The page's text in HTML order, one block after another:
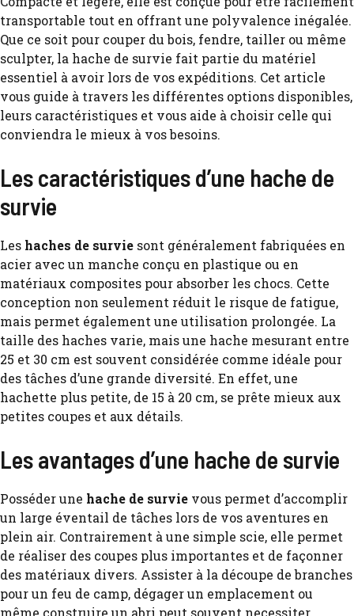
transportable tout en offrant une polyvalence inégalée.
Que ce soit pour couper du bois, fendre, tailler ou même
sculpter, la hache de survie fait partie du matériel
essentiel à avoir lors de vos expéditions. Cet article
vous guide à travers les différentes options disponibles,
leurs caractéristiques et vous aide à choisir celle qui
conviendra le mieux à vos besoins.
Les caractéristiques d’une hache de
survie
Les haches de survie sont généralement fabriquées en
acier avec un manche conçu en plastique ou en
matériaux composites pour absorber les chocs. Cette
conception non seulement réduit le risque de fatigue,
mais permet également une utilisation prolongée. La
taille des haches varie, mais une hache mesurant entre
25 et 30 cm est souvent considérée comme idéale pour
des tâches d’une grande diversité. En effet, une
hachette plus petite, de 15 à 20 cm, se prête mieux aux
petites coupes et aux détails.
Les avantages d’une hache de survie
Posséder une hache de survie vous permet d’accomplir
un large éventail de tâches lors de vos aventures en
plein air. Contrairement à une simple scie, elle permet
de réaliser des coupes plus importantes et de façonner
des matériaux divers. Assister à la découpe de branches
pour un feu de camp, dégager un emplacement ou
même construire un abri peut souvent necessiter